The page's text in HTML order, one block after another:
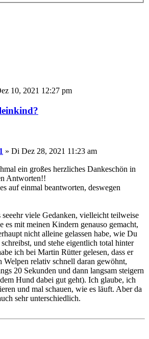
10, 2021 12:27 pm
» Di Dez 28, 2021 11:23 am
ein großes herzliches Dankeschön in
Antworten!!
auf einmal beantworten, deswegen
seeehr viele Gedanken, vielleicht teilweise
es mit meinen Kindern genauso gemacht,
nicht alleine gelassen habe, wie Du
und stehe eigentlich total hinter
ich bei Martin Rütter gelesen, dass er
Welpen relativ schnell daran gewöhnt,
20 Sekunden und dann langsam steigern
Hund dabei gut geht). Ich glaube, ich
und mal schauen, wie es läuft. Aber da
sehr unterschiedlich.